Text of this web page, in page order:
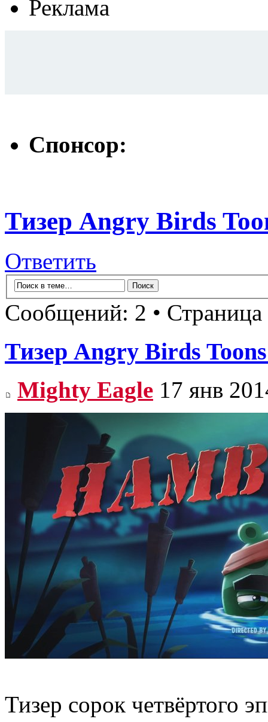
Реклама
Спонсор:
Тизер Angry Birds
Ответить
Сообщений: 2 • Страница
Тизер Angry Birds
Mighty Eagle 17 янв
Тизер сорок четвёртого